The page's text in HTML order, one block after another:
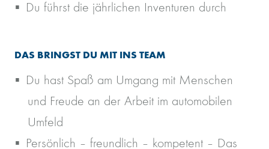
Du führst die jährlichen Inventuren durch
DAS BRINGST DU MIT INS TEAM
Du hast Spaß am Umgang mit Menschen
und Freude an der Arbeit im automobilen
Umfeld
Persönlich – freundlich – kompetent – Das